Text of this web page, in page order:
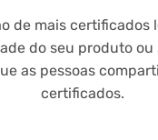
de mais certificados
do seu produto ou
as pessoas
certificados.